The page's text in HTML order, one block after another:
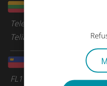
Tele 2 Lituanie
Telia
リヒテンシュタイン
FL1